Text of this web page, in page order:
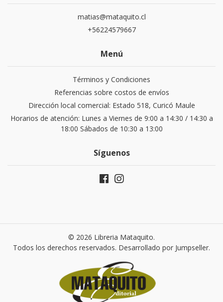
matias@mataquito.cl
+56224579667
Menú
Términos y Condiciones
Referencias sobre costos de envíos
Dirección local comercial: Estado 518, Curicó Maule
Horarios de atención: Lunes a Viernes de 9:00 a 14:30 / 14:30 a
18:00 Sábados de 10:30 a 13:00
Síguenos
© 2026 Libreria Mataquito.
Todos los derechos reservados. Desarrollado por Jumpseller.